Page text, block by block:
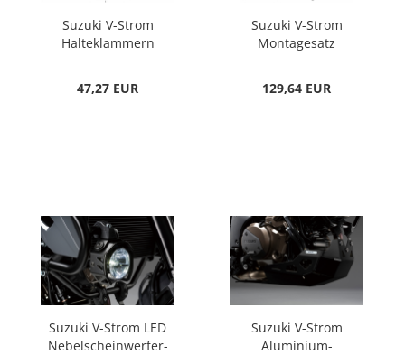
Suzuki V-Strom
Halteklammern
47,27 EUR
Suzuki V-Strom
Montagesatz
129,64 EUR
Suzuki V-Strom LED
Nebelscheinwerfer-
Suzuki V-Strom
Aluminium-